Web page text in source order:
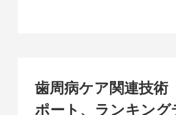
歯周病ケア関連技
ポート、ランキン